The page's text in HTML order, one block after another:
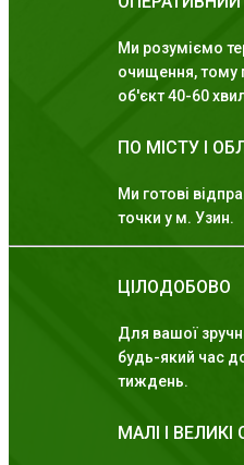
Ми розуміємо
очищення, тому
об'єкт 40-60
ПО МІСТУ І
Ми готові
точки у м. Узин.
ЦІЛОДОБОВО
Для вашої
будь-який час
тиждень.
МАЛІ І ВЕЛИКІ